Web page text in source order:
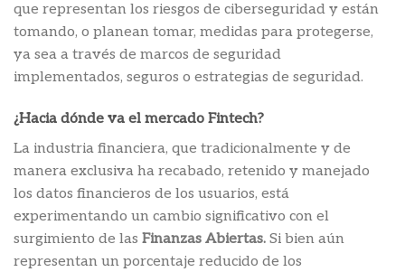
que representan los riesgos de ciberseguridad y están
tomando, o planean tomar, medidas para protegerse,
ya sea a través de marcos de seguridad
implementados, seguros o estrategias de seguridad.
¿Hacia dónde va el mercado Fintech?
La industria financiera, que tradicionalmente y de
manera exclusiva ha recabado, retenido y manejado
los datos financieros de los usuarios, está
experimentando un cambio significativo con el
surgimiento de las Finanzas Abiertas. Si bien aún
representan un porcentaje reducido de los